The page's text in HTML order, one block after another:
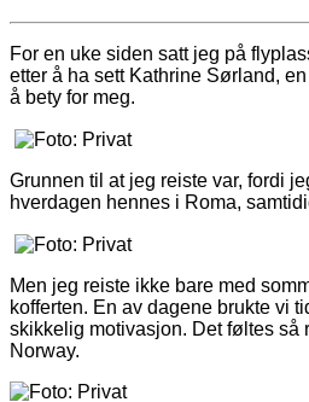
For en uke siden satt jeg på
etter å ha sett Kathrine Sørland,
å bety for meg.
Grunnen til at jeg reiste var, fordi
hverdagen hennes i Roma,
Men jeg reiste ikke bare med
kofferten. En av dagene brukte vi
skikkelig motivasjon. Det føltes så
Norway.